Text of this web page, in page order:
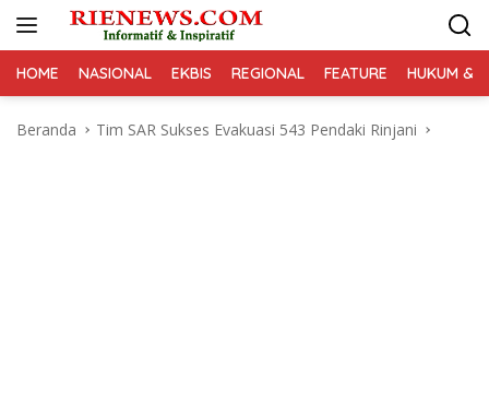
HOME NASIONAL EKBIS REGIONAL FEATURE HUKUM &
Beranda Tim SAR Sukses Evakuasi 543 Pendaki Rinjani